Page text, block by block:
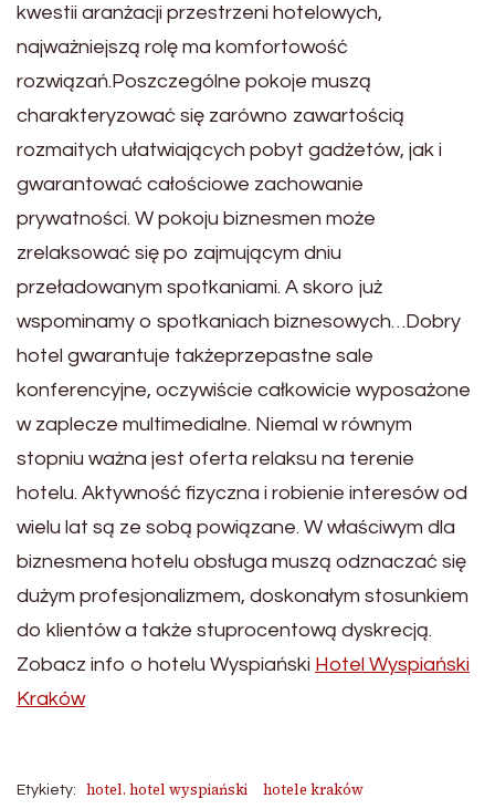
kwestii aranżacji przestrzeni hotelowych,
najważniejszą rolę ma komfortowość
rozwiązań.Poszczególne pokoje muszą
charakteryzować się zarówno zawartością
rozmaitych ułatwiających pobyt gadżetów, jak i
gwarantować całościowe zachowanie
prywatności. W pokoju biznesmen może
zrelaksować się po zajmującym dniu
przeładowanym spotkaniami. A skoro już
wspominamy o spotkaniach biznesowych…Dobry
hotel gwarantuje takżeprzepastne sale
konferencyjne, oczywiście całkowicie wyposażone
w zaplecze multimedialne. Niemal w równym
stopniu ważna jest oferta relaksu na terenie
hotelu. Aktywność fizyczna i robienie interesów od
wielu lat są ze sobą powiązane. W właściwym dla
biznesmena hotelu obsługa muszą odznaczać się
dużym profesjonalizmem, doskonałym stosunkiem
do klientów a także stuprocentową dyskrecją.
Zobacz info o hotelu Wyspiański Hotel Wyspiański
Kraków
Etykiety: hotel. hotel wyspiański hotele kraków